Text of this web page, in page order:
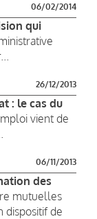
06/02/2014
qui
26/12/2013
: le cas du
vient de
06/11/2013
des
mutuelles
dispositif de